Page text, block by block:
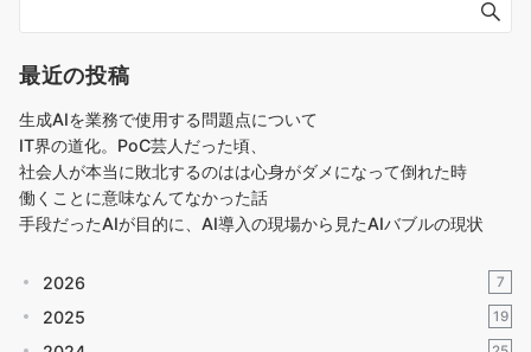
最近の投稿
生成AIを業務で使用する問題点について
IT界の道化。PoC芸人だった頃、
社会人が本当に敗北するのはは心身がダメになって倒れた時
働くことに意味なんてなかった話
手段だったAIが目的に、AI導入の現場から見たAIバブルの現状
2026 7
2025 19